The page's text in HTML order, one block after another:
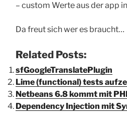
– custom Werte aus der app
Da freut sich wer es braucht…
Related Posts:
sfGoogleTranslatePlugin
Lime (functional) tests
Netbeans 6.8 kommt mit
Dependency Injection mit